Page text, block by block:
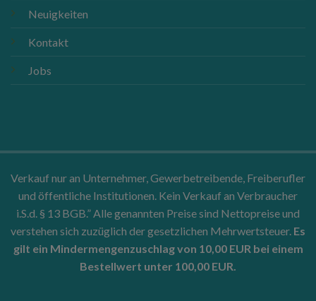
Neuigkeiten
Kontakt
Jobs
Verkauf nur an Unternehmer, Gewerbetreibende, Freiberufler
und öffentliche Institutionen. Kein Verkauf an Verbraucher
i.S.d. § 13 BGB.” Alle genannten Preise sind Nettopreise und
verstehen sich zuzüglich der gesetzlichen Mehrwertsteuer. Es
gilt ein Mindermengenzuschlag von 10,00 EUR bei einem
Bestellwert unter 100,00 EUR.